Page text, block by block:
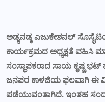
ಅಡ್ಯನಡ್ಕ ಎಜುಕೇಶನಲ್
ಕಾರ್ಯಕ್ರಮದ ಅಧ್ಯಕ್ಷತೆ ವಹಿಸಿ
ಸಂಸ್ಥಾಪಕರಾದ ಸಾಯ ಕೃಷ್ಣ
ಜನಪರ ಕಾಳಜಿಯ ಫಲವಾಗಿ ಈ
ಪಡೆಯುವಂತಾಗಿದೆ. ಇಂತಹ